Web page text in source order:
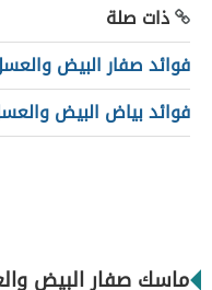
ذات صلة
فوائد صفار البيض
فوائد بياض البيض
ماسك صفار البيض